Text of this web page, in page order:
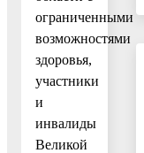
ограниченными
возможностями
здоровья,
участники
и
инвалиды
Великой